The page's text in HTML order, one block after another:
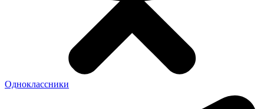
Одноклассники